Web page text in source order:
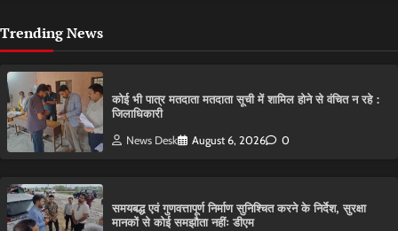
Trending News
कोई भी पात्र मतदाता मतदाता सूची में शामिल होने से वंचित न रहे :
जिलाधिकारी
News Desk August 6, 2026 0
समयबद्ध एवं गुणवत्तापूर्ण निर्माण सुनिश्चित करने के निर्देश, सुरक्षा
मानकों से कोई समझौता नहींः डीएम